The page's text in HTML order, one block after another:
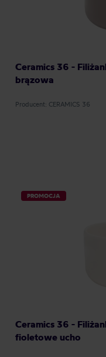
Ceramics 36 -
brązowa
Producent: CERAMICS 36
PROMOCJA
Ceramics 36 -
fioletowe ucho